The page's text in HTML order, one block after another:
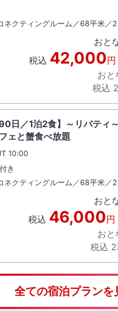
ネクティングルーム／68平米／
おと
税込 42,000円
おと
税込
90日／1泊2食】～リバテ
ェと蟹食べ放題
チェックアウト
10:00
き
ネクティングルーム／68平米／
おと
税込 46,000円
おと
税込
全ての宿泊プランを